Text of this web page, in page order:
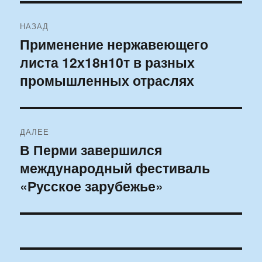
по
записям
НАЗАД
Предыдущая
запись:
Применение нержавеющего
листа 12х18н10т в разных
промышленных отраслях
ДАЛЕЕ
Следующая
запись:
В Перми завершился
международный фестиваль
«Русское зарубежье»